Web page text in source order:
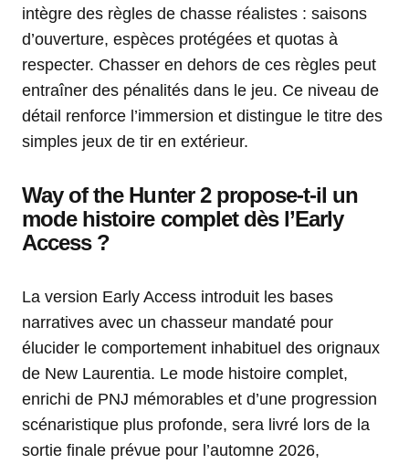
intègre des règles de chasse réalistes : saisons
d’ouverture, espèces protégées et quotas à
respecter. Chasser en dehors de ces règles peut
entraîner des pénalités dans le jeu. Ce niveau de
détail renforce l’immersion et distingue le titre des
simples jeux de tir en extérieur.
Way of the Hunter 2 propose-t-il un
mode histoire complet dès l’Early
Access ?
La version Early Access introduit les bases
narratives avec un chasseur mandaté pour
élucider le comportement inhabituel des orignaux
de New Laurentia. Le mode histoire complet,
enrichi de PNJ mémorables et d’une progression
scénaristique plus profonde, sera livré lors de la
sortie finale prévue pour l’automne 2026,